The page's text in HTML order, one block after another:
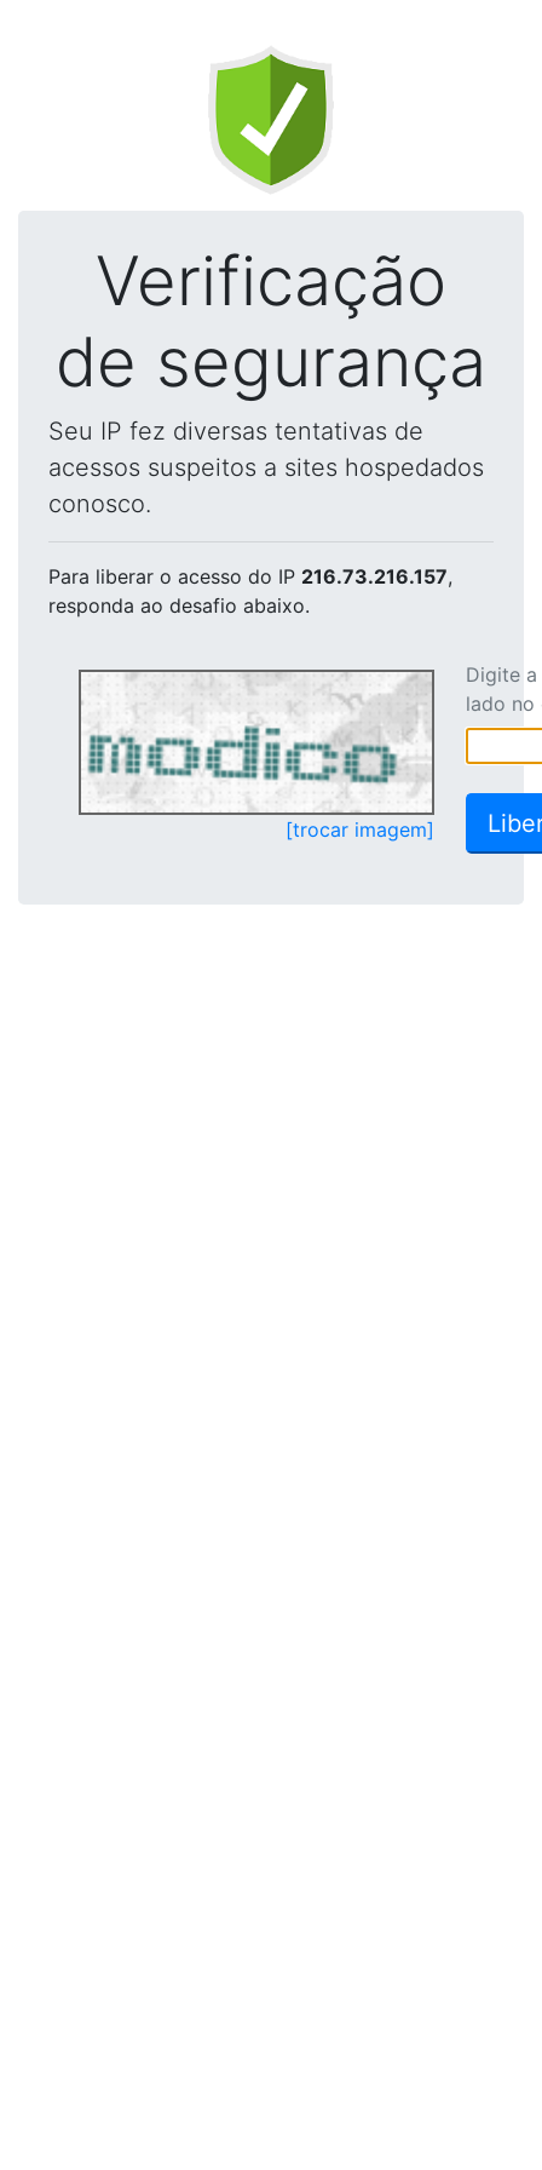
Verificação
de segurança
Seu IP fez diversas tentativas de
acessos suspeitos a sites hospedados
conosco.
Para liberar o acesso do IP 216.73.216.157,
responda ao desafio abaixo.
[trocar imagem]
Digite
lado no